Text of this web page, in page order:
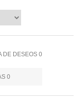
DE DESEOS 0
0